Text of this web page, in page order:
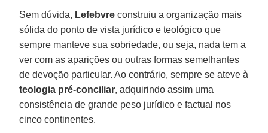
Sem dúvida, Lefebvre construiu a organização mais
sólida do ponto de vista jurídico e teológico que
sempre manteve sua sobriedade, ou seja, nada tem a
ver com as aparições ou outras formas semelhantes
de devoção particular. Ao contrário, sempre se ateve à
teologia pré-conciliar, adquirindo assim uma
consistência de grande peso jurídico e factual nos
cinco continentes.